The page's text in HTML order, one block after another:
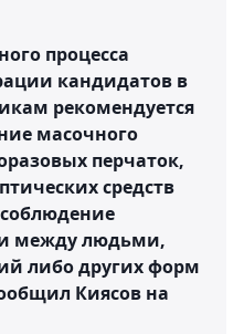
процесса
кандидатов в
рекомендуется
масочного
перчаток,
средств
между людьми,
либо других форм
Киясов на